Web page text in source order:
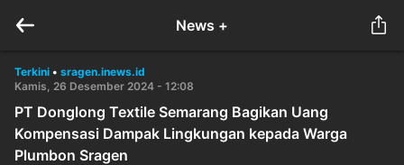
News +
Terkini • sragen.inews.id
Kamis, 26 Desember 2024 - 12:08
PT Donglong Textile Semarang Bagikan Uang
Kompensasi Dampak Lingkungan kepada Warga
Plumbon Sragen